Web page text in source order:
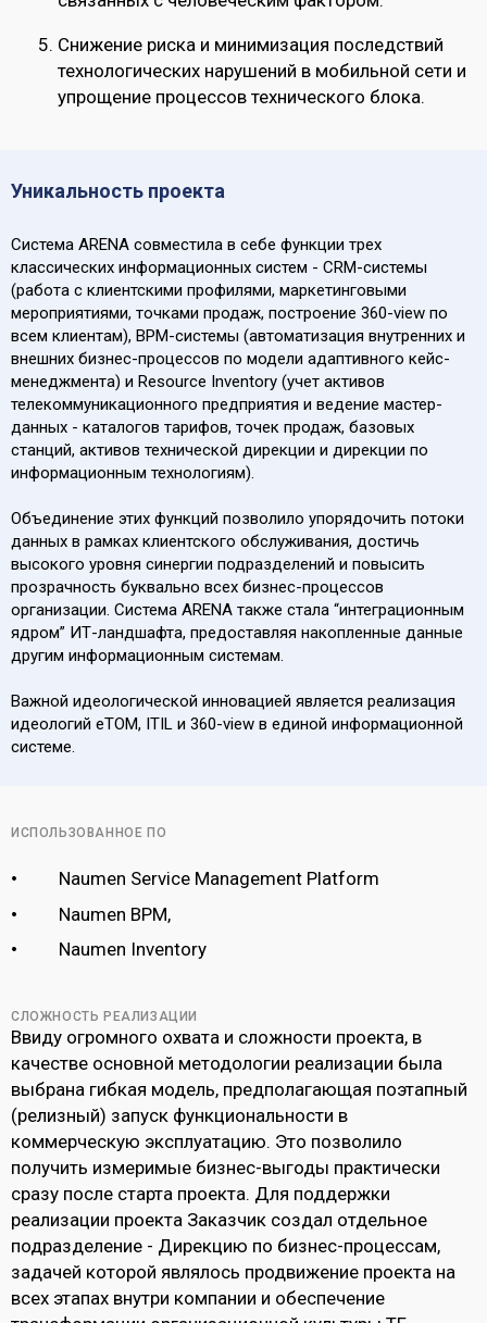
Снижение риска и минимизация последствий
технологических нарушений в мобильной сети и
упрощение процессов технического блока.
Уникальность проекта
Система ARENA совместила в себе функции трех
классических информационных систем - CRM-системы
(работа с клиентскими профилями, маркетинговыми
мероприятиями, точками продаж, построение 360-view по
всем клиентам), BPM-системы (автоматизация внутренних и
внешних бизнес-процессов по модели адаптивного кейс-
менеджмента) и Resource Inventory (учет активов
телекоммуникационного предприятия и ведение мастер-
данных - каталогов тарифов, точек продаж, базовых
станций, активов технической дирекции и дирекции по
информационным технологиям).
Объединение этих функций позволило упорядочить потоки
данных в рамках клиентского обслуживания, достичь
высокого уровня синергии подразделений и повысить
прозрачность буквально всех бизнес-процессов
организации. Система ARENA также стала “интеграционным
ядром” ИТ-ландшафта, предоставляя накопленные данные
другим информационным системам.
Важной идеологической инновацией является реализация
идеологий eTOM, ITIL и 360-view в единой информационной
системе.
ИСПОЛЬЗОВАННОЕ ПО
Naumen Service Management Platform
Naumen BPM,
Naumen Inventory
СЛОЖНОСТЬ РЕАЛИЗАЦИИ
Ввиду огромного охвата и сложности проекта, в
качестве основной методологии реализации была
выбрана гибкая модель, предполагающая поэтапный
(релизный) запуск функциональности в
коммерческую эксплуатацию. Это позволило
получить измеримые бизнес-выгоды практически
сразу после старта проекта. Для поддержки
реализации проекта Заказчик создал отдельное
подразделение - Дирекцию по бизнес-процессам,
задачей которой являлось продвижение проекта на
всех этапах внутри компании и обеспечение